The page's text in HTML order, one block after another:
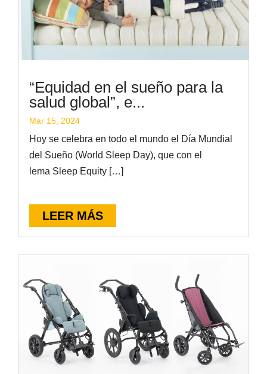
“Equidad en el sueño para la
salud global”, e...
Mar 15, 2024
Hoy se celebra en todo el mundo el Día Mundial
del Sueño (World Sleep Day), que con el
lema Sleep Equity […]
LEER MÁS